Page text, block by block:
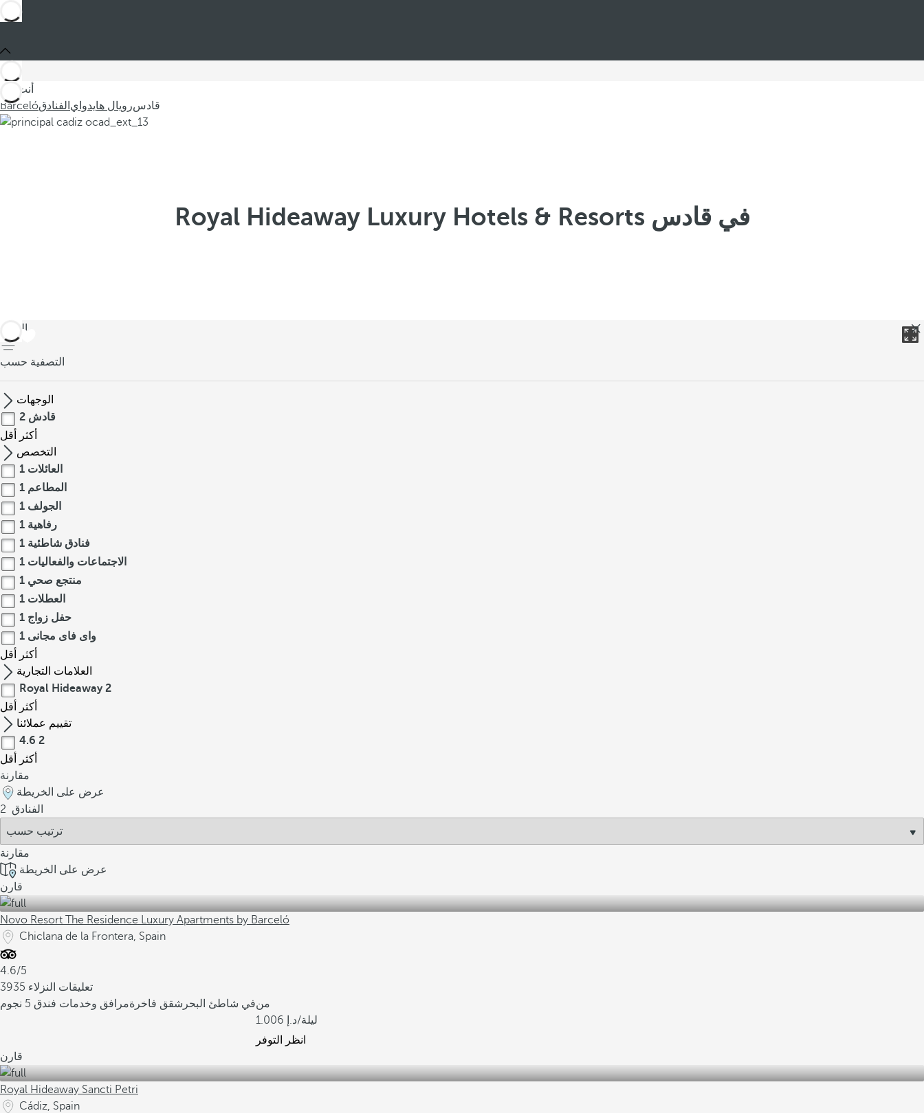
أنت في
Barcelóالفنادق رويال هايدوايقادس
Royal Hideaway Luxury Hotels & Resorts في قادس
العودة
التصفية حسب
الوجهات
قادش 2
أكثر
أقل
التخصص
العائلات 1
المطاعم 1
الجولف 1
رفاهية 1
فنادق شاطئية 1
الاجتماعات والفعاليات 1
منتجع صحي 1
العطلات 1
حفل زواج 1
واى فاى مجانى 1
أكثر
أقل
العلامات التجارية
Royal Hideaway 2
أكثر
أقل
تقييم عملائنا
4.6 2
أكثر
أقل
مقارنة
عرض على الخريطة
2 الفنادق
مقارنة
عرض على الخريطة
قارن
Novo Resort The Residence Luxury Apartments by Barceló
Chiclana de la Frontera, Spain
4.6/5
3935 تعليقات النزلاء
في شاطئ البحر شقق فاخرةمرافق وخدمات فندق 5 نجوم
من
1.006
/ليلة
انظر التوفر
قارن
Royal Hideaway Sancti Petri
Cádiz, Spain